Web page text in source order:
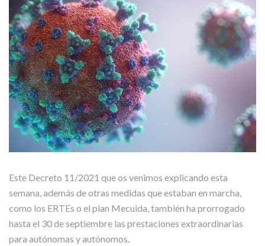
Este Decreto 11/2021 que os venimos explicando esta
semana, además de otras medidas que estaban en marcha,
como los ERTEs o el plan Mecuida, también ha prorrogado
hasta el 30 de septiembre las prestaciones extraordinarias
para autónomas y autónomos.